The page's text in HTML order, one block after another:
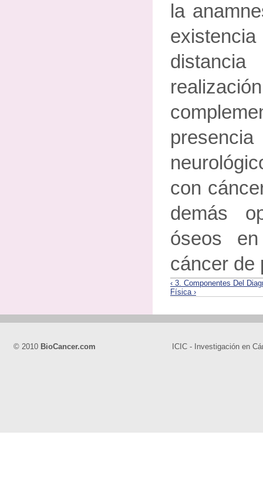
la
con
demás
óseos
cáncer de
‹ 3. Componentes Del
Física ›
© 2010 BioCancer.com ICIC - Investigación en